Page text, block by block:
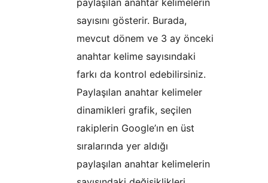
sayısını gösterir. Burada,
mevcut dönem ve 3 ay önceki
anahtar kelime sayısındaki
farkı da kontrol edebilirsiniz.
Paylaşılan anahtar kelimeler
dinamikleri grafik, seçilen
rakiplerin Google’ın en üst
sıralarında yer aldığı
paylaşılan anahtar kelimelerin